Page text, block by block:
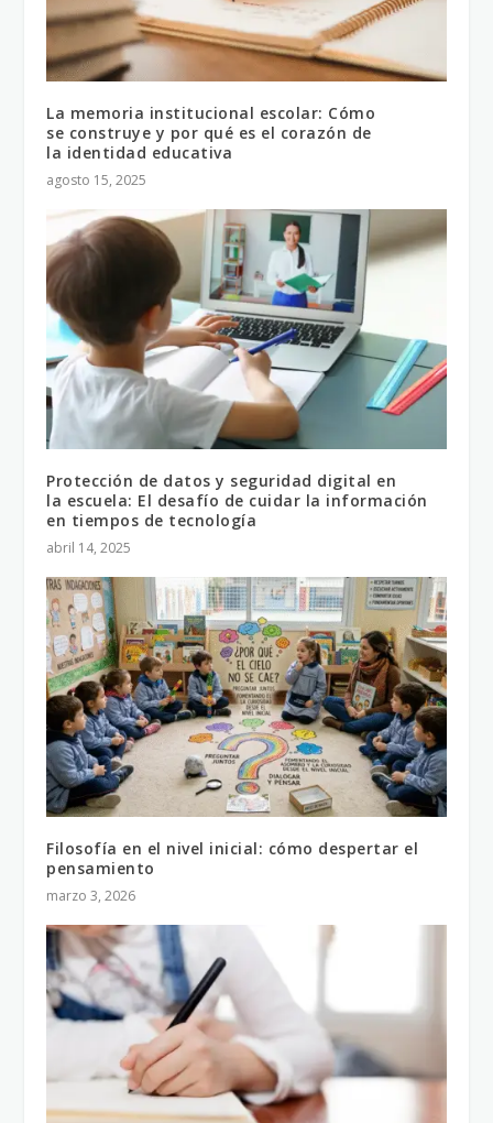
La memoria institucional escolar: Cómo
se construye y por qué es el corazón de
la identidad educativa
agosto 15, 2025
Protección de datos y seguridad digital en
la escuela: El desafío de cuidar la información
en tiempos de tecnología
abril 14, 2025
Filosofía en el nivel inicial: cómo despertar el
pensamiento
marzo 3, 2026